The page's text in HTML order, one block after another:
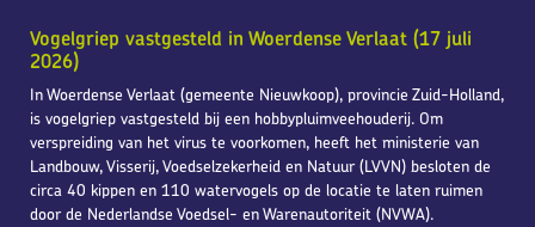
Vogelgriep vastgesteld in Woerdense Verlaat (17 juli
2026)
In Woerdense Verlaat (gemeente Nieuwkoop), provincie Zuid-Holland,
is vogelgriep vastgesteld bij een hobbypluimveehouderij. Om
verspreiding van het virus te voorkomen, heeft het ministerie van
Landbouw, Visserij, Voedselzekerheid en Natuur (LVVN) besloten de
circa 40 kippen en 110 watervogels op de locatie te laten ruimen
door de Nederlandse Voedsel- en Warenautoriteit (NVWA).